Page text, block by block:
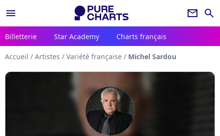
menu newsletter search
Billetterie Star Academy Charts français
Accueil / Artistes / Variété française / Michel Sardou